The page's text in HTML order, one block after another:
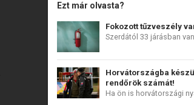
Ezt már olvasta?
Fokozott tűzveszély
Szerdától 33 járásban
Horvátországba
rendőrök számát!
Ha ön is horvátországi